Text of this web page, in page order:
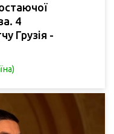
4
Грузія -